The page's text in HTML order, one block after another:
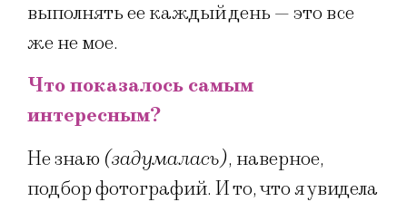
выполнять ее каждый день — это все
же не мое.
Что показалось самым
интересным?
Не знаю (задумалась), наверное,
подбор фотографий. И то, что я увидела